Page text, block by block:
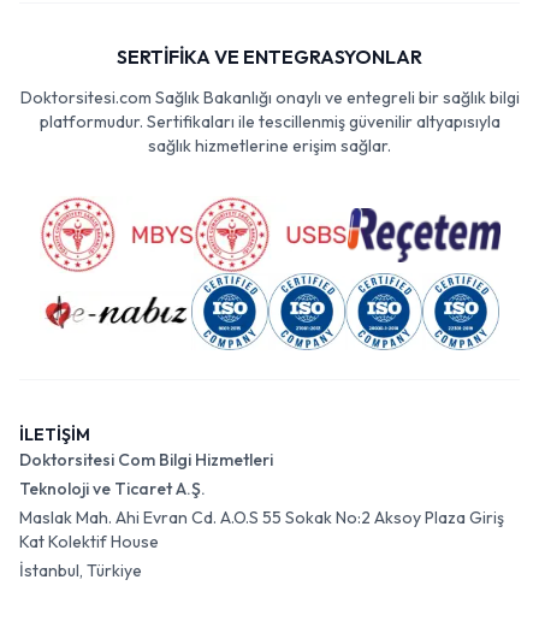
SERTİFİKA VE ENTEGRASYONLAR
Doktorsitesi.com Sağlık Bakanlığı onaylı ve entegreli bir sağlık bilgi
platformudur. Sertifikaları ile tescillenmiş güvenilir altyapısıyla
sağlık hizmetlerine erişim sağlar.
İLETİŞİM
Doktorsitesi Com Bilgi Hizmetleri
Teknoloji ve Ticaret A.Ş.
Maslak Mah. Ahi Evran Cd. A.O.S 55 Sokak No:2 Aksoy Plaza Giriş
Kat Kolektif House
İstanbul, Türkiye